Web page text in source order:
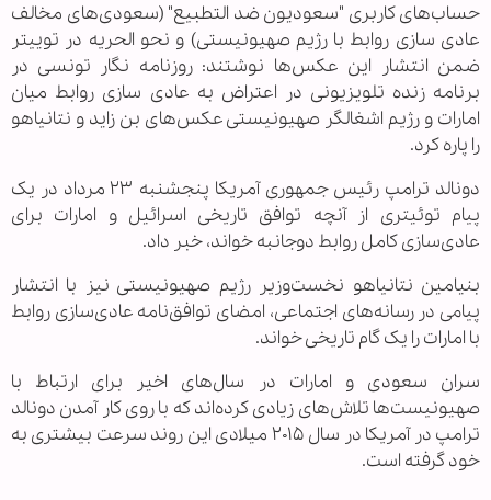
حساب‌های کاربری "سعودیون ضد التطبیع" (سعودی‌های مخالف
عادی سازی روابط با رژیم صهیونیستی) و نحو الحریه در توییتر
ضمن انتشار این عکس‌ها نوشتند: روزنامه نگار تونسی در
برنامه زنده تلویزیونی در اعتراض به عادی سازی روابط میان
امارات و رژیم اشغالگر صهیونیستی عکس‌های بن زاید و نتانیاهو
را پاره کرد.
دونالد ترامپ رئیس جمهوری آمریکا پنجشنبه ۲۳ مرداد در یک
پیام توئیتری از آنچه توافق تاریخی اسرائیل و امارات برای
عادی‌سازی کامل روابط دوجانبه خواند، خبر داد.
بنیامین نتانیاهو نخست‌وزیر رژیم صهیونیستی نیز با انتشار
پیامی در رسانه‌های اجتماعی، امضای توافق‌نامه عادی‌سازی روابط
با امارات را یک گام تاریخی خواند.
سران سعودی و امارات در سال‌های اخیر برای ارتباط با
صهیونیست‌ها تلاش‌های زیادی کرده‌اند که با روی کار آمدن دونالد
ترامپ در آمریکا در سال ۲۰۱۵ میلادی این روند سرعت بیشتری به
خود گرفته است.